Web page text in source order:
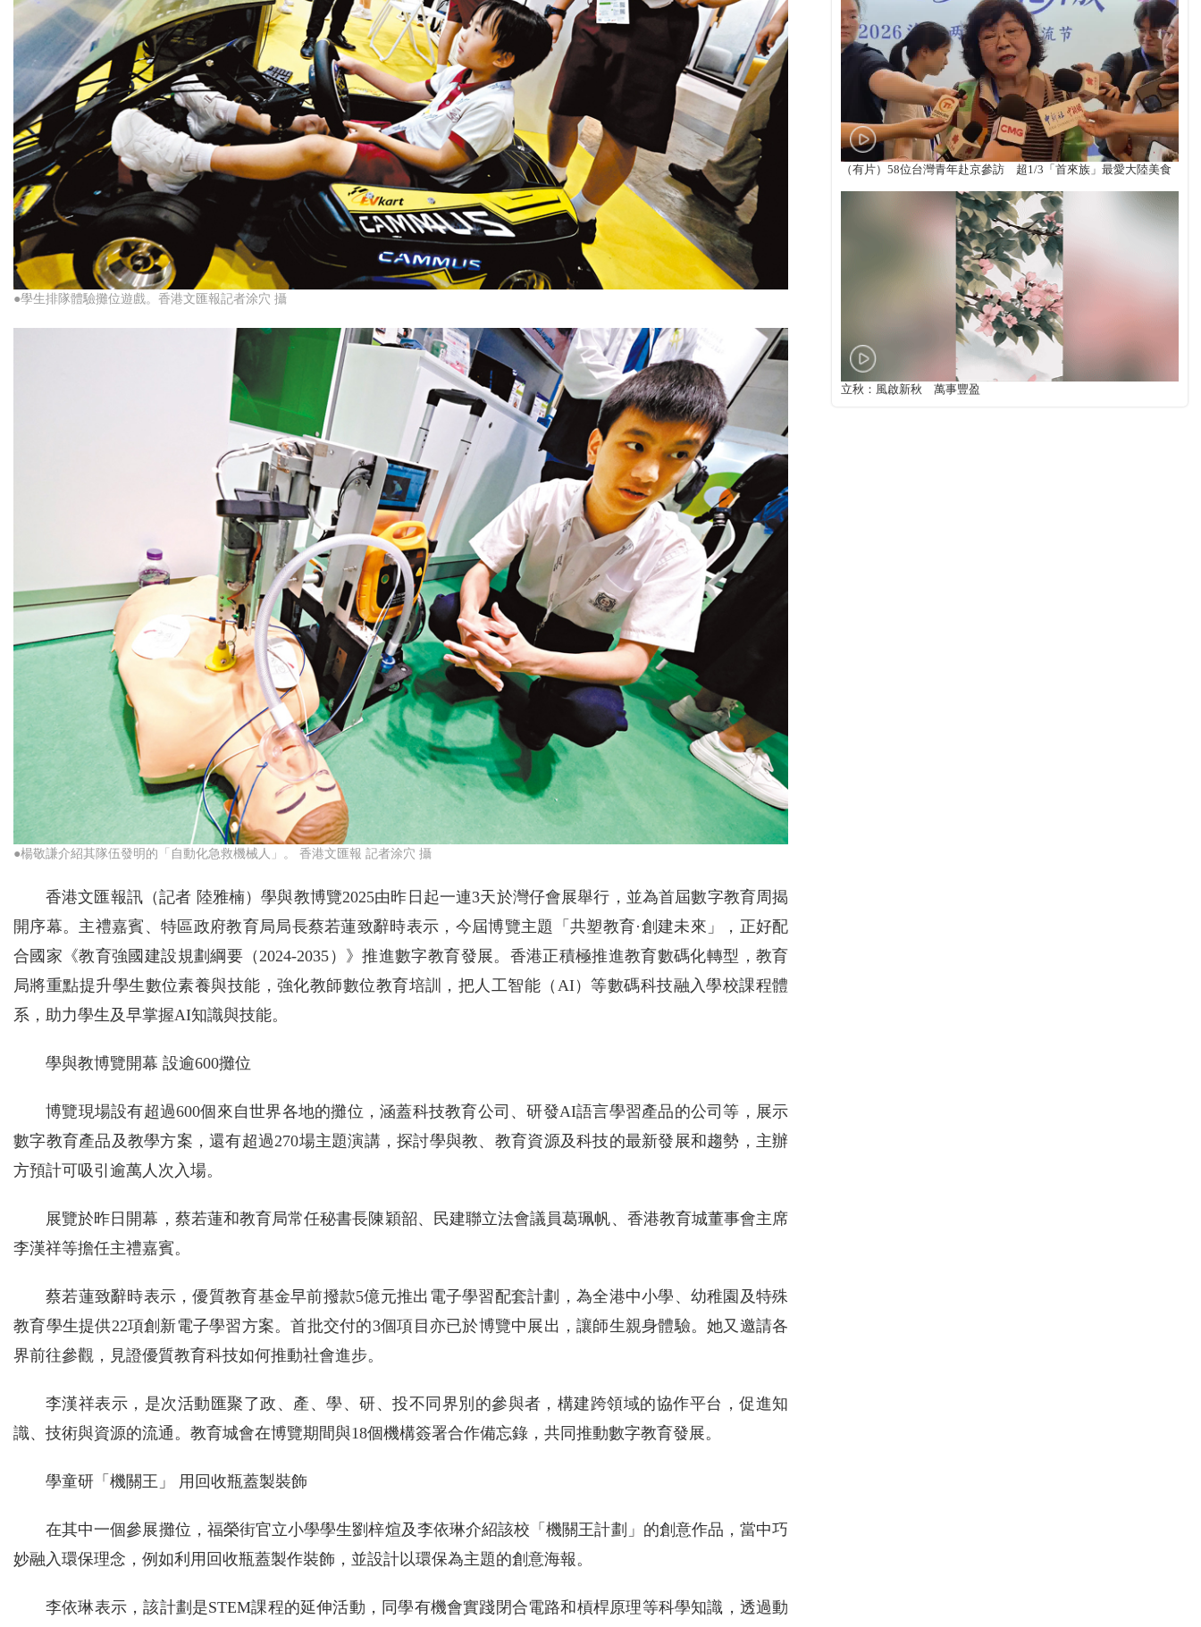
●學生排隊體驗攤位遊戲。香港文匯報記者涂穴 攝
●楊敬謙介紹其隊伍發明的「自動化急救機械人」。 香港文匯報 記者涂穴 攝
香港文匯報訊（記者 陸雅楠）學與教博覽2025由昨日起一連3天於灣仔會展舉行，並為首屆數字教育周揭
開序幕。主禮嘉賓、特區政府教育局局長蔡若蓮致辭時表示，今屆博覽主題「共塑教育·創建未來」，正好配
合國家《教育強國建設規劃綱要（2024-2035）》推進數字教育發展。香港正積極推進教育數碼化轉型，教育
局將重點提升學生數位素養與技能，強化教師數位教育培訓，把人工智能（AI）等數碼科技融入學校課程體
系，助力學生及早掌握AI知識與技能。
學與教博覽開幕 設逾600攤位
博覽現場設有超過600個來自世界各地的攤位，涵蓋科技教育公司、研發AI語言學習產品的公司等，展示
數字教育產品及教學方案，還有超過270場主題演講，探討學與教、教育資源及科技的最新發展和趨勢，主辦
方預計可吸引逾萬人次入場。
展覽於昨日開幕，蔡若蓮和教育局常任秘書長陳穎韶、民建聯立法會議員葛珮帆、香港教育城董事會主席
李漢祥等擔任主禮嘉賓。
蔡若蓮致辭時表示，優質教育基金早前撥款5億元推出電子學習配套計劃，為全港中小學、幼稚園及特殊
教育學生提供22項創新電子學習方案。首批交付的3個項目亦已於博覽中展出，讓師生親身體驗。她又邀請各
界前往參觀，見證優質教育科技如何推動社會進步。
李漢祥表示，是次活動匯聚了政、產、學、研、投不同界別的參與者，構建跨領域的協作平台，促進知
識、技術與資源的流通。教育城會在博覽期間與18個機構簽署合作備忘錄，共同推動數字教育發展。
學童研「機關王」 用回收瓶蓋製裝飾
在其中一個參展攤位，福榮街官立小學學生劉梓煊及李依琳介紹該校「機關王計劃」的創意作品，當中巧
妙融入環保理念，例如利用回收瓶蓋製作裝飾，並設計以環保為主題的創意海報。
李依琳表示，該計劃是STEM課程的延伸活動，同學有機會實踐閉合電路和槓桿原理等科學知識，透過動
（有片）58位台灣青年赴京參訪 超1/3「首來族」最愛大陸美食
立秋：風啟新秋 萬事豐盈